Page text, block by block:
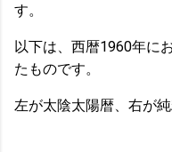
す。
以下は、西暦1960年に
たものです。
左が太陰太陽暦、右が純